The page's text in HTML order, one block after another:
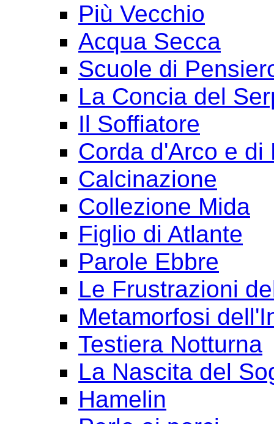
Più Vecchio
Acqua Secca
Scuole di
La Concia del
Il Soffiatore
Corda d'Arco e di
Calcinazione
Collezione Mida
Figlio di Atlante
Parole Ebbre
Le Frustrazioni
Metamorfosi
Testiera Notturna
La Nascita del
Hamelin